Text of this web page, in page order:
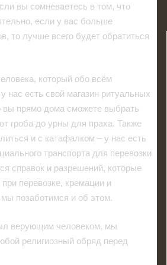
вы сомневаетесь в том, что
если у вас больше
то лучше всего будет обратиться
который обо всём
нас есть свой магазин ритуальных
вы прямо дома сможете выбрать
гроба до урны для праха. Также
и с катафалком – у нас есть
транспорта для перевозки
справок и разрешений, которые
перевозке, кремации и
мы позаботимся и об этом.
верующим человеком, мы
религиозный обряд перед